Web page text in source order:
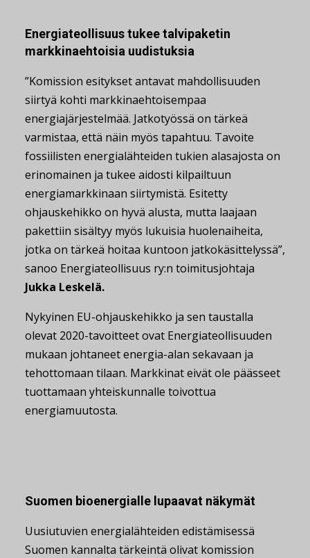
Energiateollisuus tukee talvipaketin
markkinaehtoisia uudistuksia
”Komission esitykset antavat mahdollisuuden
siirtyä kohti markkinaehtoisempaa
energiajärjestelmää. Jatkotyössä on tärkeä
varmistaa, että näin myös tapahtuu. Tavoite
fossiilisten energialähteiden tukien alasajosta on
erinomainen ja tukee aidosti kilpailtuun
energiamarkkinaan siirtymistä. Esitetty
ohjauskehikko on hyvä alusta, mutta laajaan
pakettiin sisältyy myös lukuisia huolenaiheita,
jotka on tärkeä hoitaa kuntoon jatkokäsittelyssä”,
sanoo Energiateollisuus ry:n toimitusjohtaja
Jukka Leskelä.
Nykyinen EU-ohjauskehikko ja sen taustalla
olevat 2020-tavoitteet ovat Energiateollisuuden
mukaan johtaneet energia-alan sekavaan ja
tehottomaan tilaan. Markkinat eivät ole päässeet
tuottamaan yhteiskunnalle toivottua
energiamuutosta.
Suomen bioenergialle lupaavat näkymät
Uusiutuvien energialähteiden edistämisessä
Suomen kannalta tärkeintä olivat komission